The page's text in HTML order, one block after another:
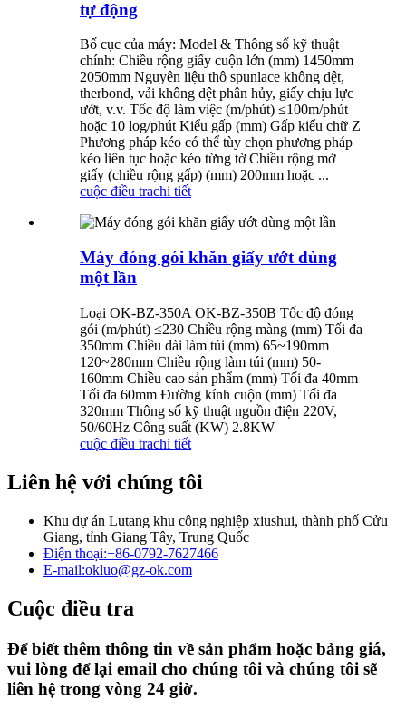
tự động
Bố cục của máy: Model & Thông số kỹ thuật
chính: Chiều rộng giấy cuộn lớn (mm) 1450mm
2050mm Nguyên liệu thô spunlace không dệt,
therbond, vải không dệt phân hủy, giấy chịu lực
ướt, v.v. Tốc độ làm việc (m/phút) ≤100m/phút
hoặc 10 log/phút Kiểu gấp (mm) Gấp kiểu chữ Z
Phương pháp kéo có thể tùy chọn phương pháp
kéo liên tục hoặc kéo từng tờ Chiều rộng mở
giấy (chiều rộng gấp) (mm) 200mm hoặc ...
cuộc điều trachi tiết
Máy đóng gói khăn giấy ướt dùng
một lần
Loại OK-BZ-350A OK-BZ-350B Tốc độ đóng
gói (m/phút) ≤230 Chiều rộng màng (mm) Tối đa
350mm Chiều dài làm túi (mm) 65~190mm
120~280mm Chiều rộng làm túi (mm) 50-
160mm Chiều cao sản phẩm (mm) Tối đa 40mm
Tối đa 60mm Đường kính cuộn (mm) Tối đa
320mm Thông số kỹ thuật nguồn điện 220V,
50/60Hz Công suất (KW) 2.8KW
cuộc điều trachi tiết
Liên hệ với chúng tôi
Khu dự án Lutang khu công nghiệp xiushui, thành phố Cửu
Giang, tỉnh Giang Tây, Trung Quốc
Điện thoại:+86-0792-7627466
E-mail:okluo@gz-ok.com
Cuộc điều tra
Để biết thêm thông tin về sản phẩm hoặc bảng giá,
vui lòng để lại email cho chúng tôi và chúng tôi sẽ
liên hệ trong vòng 24 giờ.